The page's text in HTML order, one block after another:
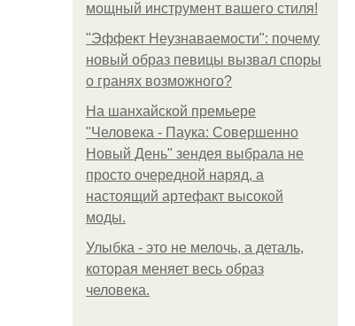
мощный инструмент вашего стиля!
"Эффект Неузнаваемости": почему
новый образ певицы вызвал споры
о гранях возможного?
На шанхайской премьере
"Человека - Паука: Совершенно
Новый День" зендея выбрала не
просто очередной наряд, а
настоящий артефакт высокой
моды.
Улыбка - это не мелочь, а деталь,
которая меняет весь образ
человека.